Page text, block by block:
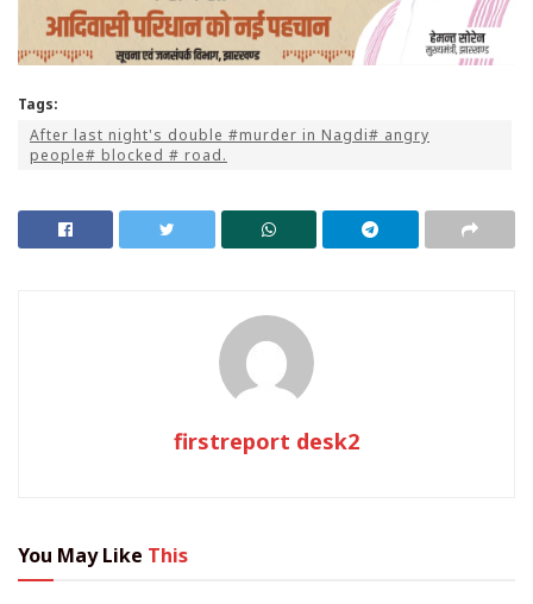
Tags:
After last night's double #murder in Nagdi# angry
people# blocked # road.
firstreport desk2
You May Like This